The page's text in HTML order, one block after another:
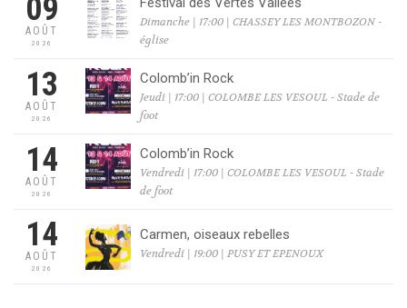
09
AOÛT
2026
Dimanche | 17:00 | CHASSEY LES MONTBOZON -
église
13
AOÛT
2026
Colomb’in Rock
Jeudi | 17:00 | COLOMBE LES VESOUL - Stade de
foot
14
AOÛT
2026
Colomb’in Rock
Vendredi | 17:00 | COLOMBE LES VESOUL - Stade
de foot
14
AOÛT
2026
Carmen, oiseaux rebelles
Vendredi | 19:00 | PUSY ET EPENOUX